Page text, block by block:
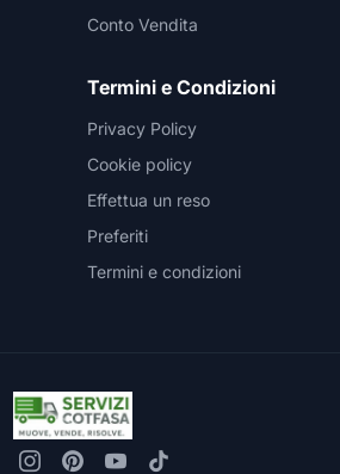
Conto Vendita
Termini e Condizioni
Privacy Policy
Cookie policy
Effettua un reso
Preferiti
Termini e condizioni